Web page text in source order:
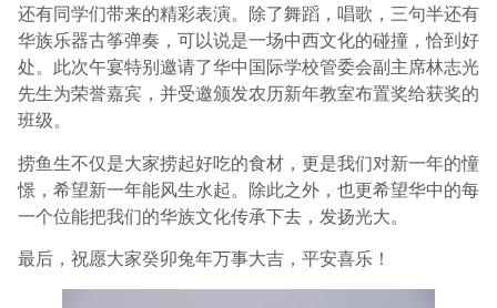
还有同学们带来的精彩表演。除了舞蹈，唱歌，三句半还有
华族乐器古筝弹奏，可以说是一场中西文化的碰撞，恰到好
处。此次午宴特别邀请了华中国际学校管委会副主席林志光
先生为荣誉嘉宾，并受邀颁发农历新年教室布置奖给获奖的
班级。
捞鱼生不仅是大家捞起好吃的食材，更是我们对新一年的憧
憬，希望新一年能风生水起。除此之外，也更希望华中的每
一个位能把我们的华族文化传承下去，发扬光大。
最后，祝愿大家癸卯兔年万事大吉，平安喜乐！